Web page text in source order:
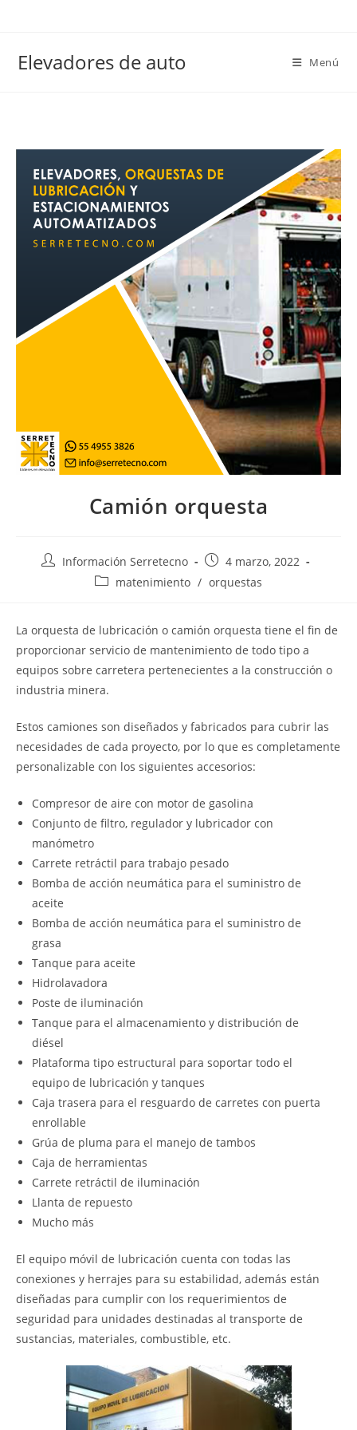
Elevadores de auto Menú
Camión orquesta
Información Serretecno
4 marzo, 2022
matenimiento / orquestas
La orquesta de lubricación o camión orquesta tiene el fin de
proporcionar servicio de mantenimiento de todo tipo a
equipos sobre carretera pertenecientes a la construcción o
industria minera.
Estos camiones son diseñados y fabricados para cubrir las
necesidades de cada proyecto, por lo que es completamente
personalizable con los siguientes accesorios:
Compresor de aire con motor de gasolina
Conjunto de filtro, regulador y lubricador con
manómetro
Carrete retráctil para trabajo pesado
Bomba de acción neumática para el suministro de
aceite
Bomba de acción neumática para el suministro de
grasa
Tanque para aceite
Hidrolavadora
Poste de iluminación
Tanque para el almacenamiento y distribución de
diésel
Plataforma tipo estructural para soportar todo el
equipo de lubricación y tanques
Caja trasera para el resguardo de carretes con puerta
enrollable
Grúa de pluma para el manejo de tambos
Caja de herramientas
Carrete retráctil de iluminación
Llanta de repuesto
Mucho más
El equipo móvil de lubricación cuenta con todas las
conexiones y herrajes para su estabilidad, además están
diseñadas para cumplir con los requerimientos de
seguridad para unidades destinadas al transporte de
sustancias, materiales, combustible, etc.